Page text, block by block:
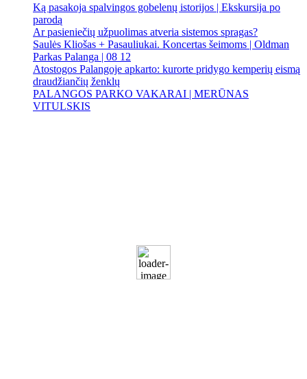
Ką pasakoja spalvingos gobelenų istorijos | Ekskursija po
parodą
Ar pasieniečių užpuolimas atveria sistemos spragas?
Saulės Kliošas + Pasauliukai. Koncertas šeimoms | Oldman
Parkas Palanga | 08 12
Atostogos Palangoje apkarto: kurorte pridygo kemperių eismą
draudžiančių ženklų
PALANGOS PARKO VAKARAI | MERŪNAS
VITULSKIS